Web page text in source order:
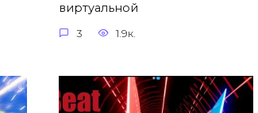
виртуальной
3 1.9к.